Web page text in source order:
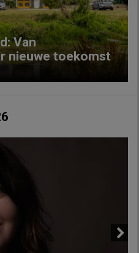
Van
nieuwe toekomst